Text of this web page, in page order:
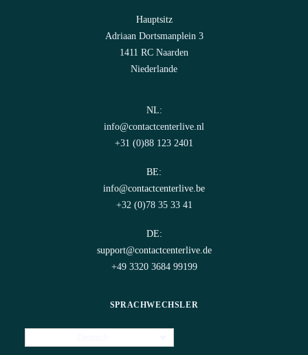
Hauptsitz
Adriaan Dortsmanplein 3
1411 RC Naarden
Niederlande
NL:
info@contactcenterlive.nl
+31 (0)88 123 2401
BE:
info@contactcenterlive.be
+32 (0)78 35 33 41
DE:
support@contactcenterlive.de
+49 3320 3684 99199
SPRACHWECHSLER